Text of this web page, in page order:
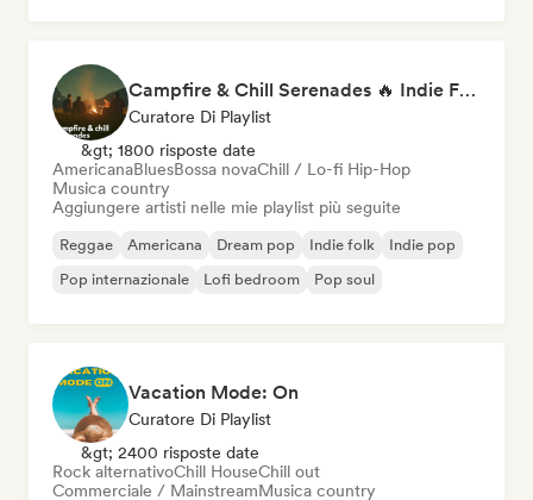
Campfire & Chill Serenades 🔥 Indie Folk, Acoustic & Singer-Songwriter
Curatore Di Playlist
&gt; 1800 risposte date
AmericanaBluesBossa novaChill / Lo-fi Hip-Hop
Musica country
Aggiungere artisti nelle mie playlist più seguite
Reggae Americana Dream pop Indie folk
Indie pop
Pop internazionale
Lofi bedroom Pop soul
Vacation Mode: On
Curatore Di Playlist
&gt; 2400 risposte date
Rock alternativoChill HouseChill out
Commerciale / MainstreamMusica country